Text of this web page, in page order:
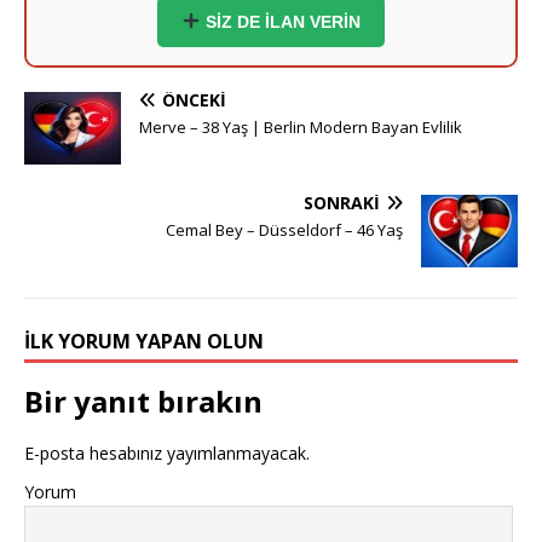
Esra (35) - Essen:Sigara içmeyen adaylar önceliğimdir.
Samimi ve dürüst beyler
Emre (36) - Stuttgart: Mühendisim, ciddi bir hanım ile
tanışmak isterim.
Meltem (40) - Nürnberg:
mesajlarını bekliyorum.
Kaan (39) - Duisburg:
SİZ DE İLAN VERİN
ÖNCEKI
Merve – 38 Yaş | Berlin Modern Bayan Evlilik
SONRAKI
Cemal Bey – Düsseldorf – 46 Yaş
İLK YORUM YAPAN OLUN
Bir yanıt bırakın
E-posta hesabınız yayımlanmayacak.
Yorum